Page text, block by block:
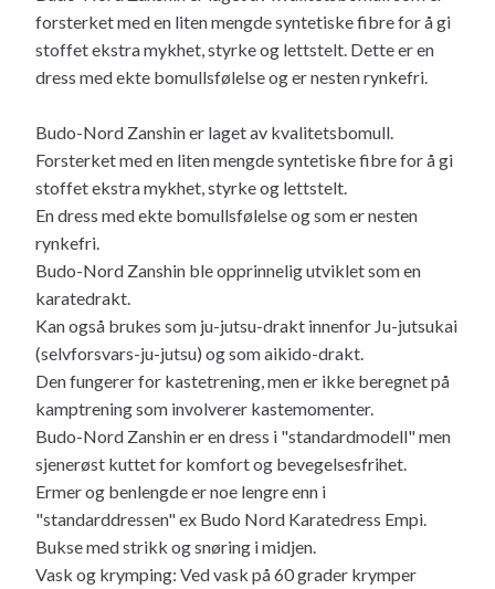
forsterket med en liten mengde syntetiske fibre for å gi
stoffet ekstra mykhet, styrke og lettstelt. Dette er en
dress med ekte bomullsfølelse og er nesten rynkefri.
Budo-Nord Zanshin er laget av kvalitetsbomull.
Forsterket med en liten mengde syntetiske fibre for å gi
stoffet ekstra mykhet, styrke og lettstelt.
En dress med ekte bomullsfølelse og som er nesten
rynkefri.
Budo-Nord Zanshin ble opprinnelig utviklet som en
karatedrakt.
Kan også brukes som ju-jutsu-drakt innenfor Ju-jutsukai
(selvforsvars-ju-jutsu) og som aikido-drakt.
Den fungerer for kastetrening, men er ikke beregnet på
kamptrening som involverer kastemomenter.
Budo-Nord Zanshin er en dress i "standardmodell" men
sjenerøst kuttet for komfort og bevegelsesfrihet.
Ermer og benlengde er noe lengre enn i
"standarddressen" ex Budo Nord Karatedress Empi.
Bukse med strikk og snøring i midjen.
Vask og krymping: Ved vask på 60 grader krymper